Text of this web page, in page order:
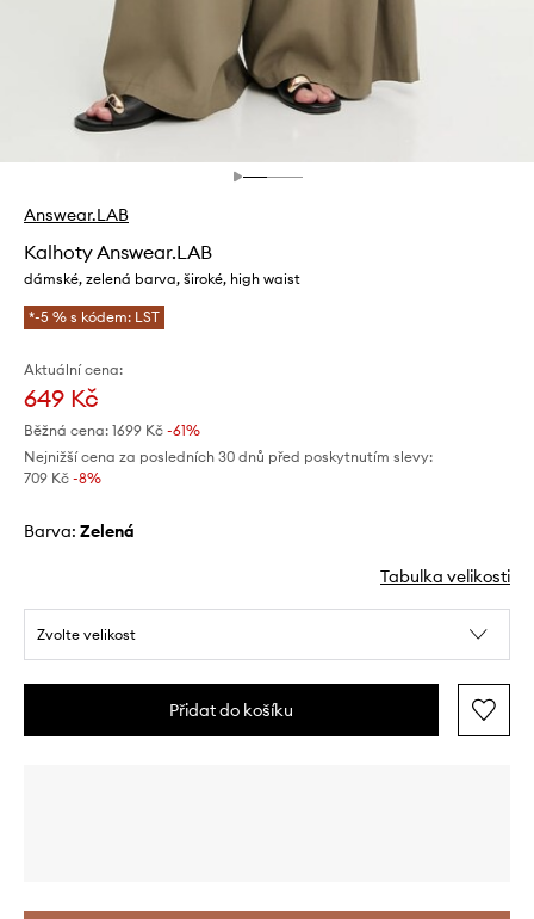
Answear.LAB
Kalhoty Answear.LAB
dámské, zelená barva, široké, high waist
*-5 % s kódem: LST
Aktuální cena:
649 Kč
Běžná cena: 1699 Kč -61%
Nejnižší cena za posledních 30 dnů před poskytnutím slevy:
709 Kč -8%
Barva: zelená
Tabulka velikosti
Zvolte velikost
Přidat do košíku